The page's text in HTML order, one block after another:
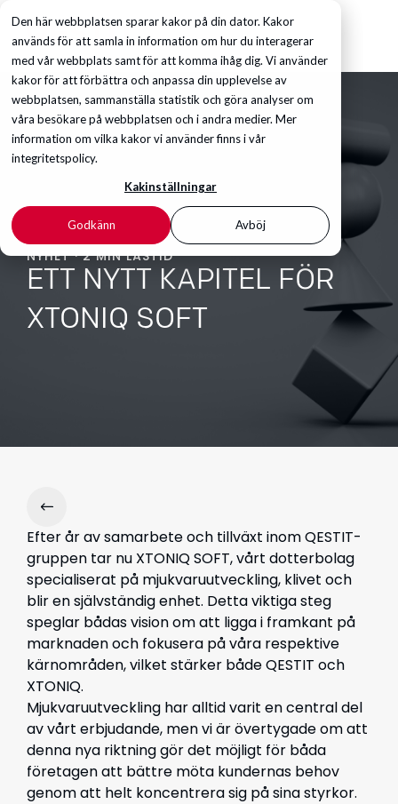
Den här webbplatsen sparar kakor på din dator. Kakor
används för att samla in information om hur du interagerar
med vår webbplats samt för att komma ihåg dig. Vi använder
kakor för att förbättra och anpassa din upplevelse av
webbplatsen, sammanställa statistik och göra analyser om
våra besökare på webbplatsen och i andra medier. Mer
information om vilka kakor vi använder finns i vår
integritetspolicy.
Kakinställningar
Godkänn Avböj
NYHET · 2 MIN LÄSTID
ETT NYTT KAPITEL FÖR
XTONIQ SOFT
Efter år av samarbete och tillväxt inom QESTIT-
gruppen tar nu XTONIQ SOFT, vårt dotterbolag
specialiserat på mjukvaruutveckling, klivet och
blir en självständig enhet. Detta viktiga steg
speglar bådas vision om att ligga i framkant på
marknaden och fokusera på våra respektive
kärnområden, vilket stärker både QESTIT och
XTONIQ.
Mjukvaruutveckling har alltid varit en central del
av vårt erbjudande, men vi är övertygade om att
denna nya riktning gör det möjligt för båda
företagen att bättre möta kundernas behov
genom att helt koncentrera sig på sina styrkor.